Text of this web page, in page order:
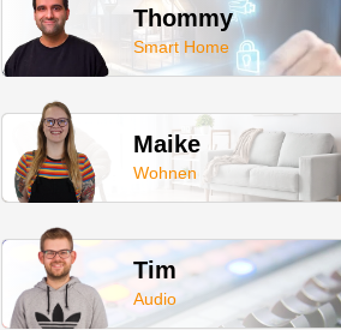
Thommy
Smart Home
Maike
Wohnen
Tim
Audio